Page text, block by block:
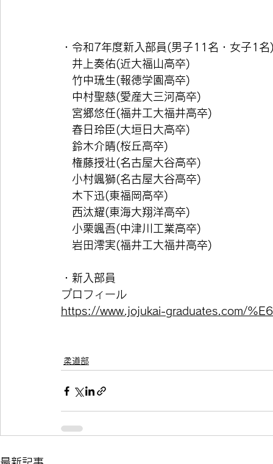
・令和7年度新入部員(男子11名・女子1名
井上奏佑(近大福山高卒)
竹中琉生(報徳学園高卒)
中村聖慈(愛産大三河高卒)
宮郷悠任(福井工大福井高卒)
春日玲臣(大垣日大高卒)
鈴木介晴(桜丘高卒)
権藤授壮(名古屋大谷高卒)
小村颯獅(名古屋大谷高卒)
木下迅(東福岡高卒)
西汰耀(東海大翔洋高卒)
小栗颯吾(中津川工業高卒)
岩田澪実(福井工大福井高卒)
・新入部員
プロフィール
https://www.jojukai-graduates.com/
柔道部